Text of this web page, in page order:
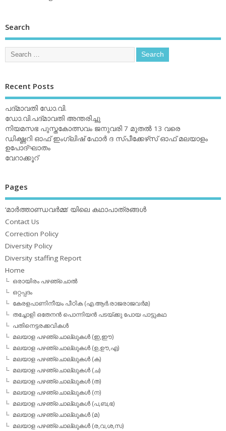
Search
Recent Posts
പദ്മാവതി ഡോ.വി.
ഡോ.വി.പദ്മാവതി അന്തരിച്ചു
നിയമസഭ പുസ്തകോത്സവം ജനുവരി 7 മുതല്‍ 13 വരെ
ഡിക്ഷ്ണറി ഓഫ് ഇംഗ്ലിഷ് ഫോര്‍ ദ സ്പീക്കേഴ്‌സ് ഓഫ് മലയാളം
ഉപോദ്ഘാതം
വേറാക്കൂറ്
Pages
‘മാര്‍ത്താണ്ഡവര്‍മ്മ’ യിലെ കഥാപാത്രങ്ങള്‍
Contact Us
Correction Policy
Diversity Policy
Diversity staffing Report
Home
ഒരായിരം പഴഞ്ചൊല്‍
ഒറ്റപ്പദം
കേരളപാണിനീയം പീഠിക (എ.ആര്‍.രാജരാജവര്‍മ)
തച്ചോളി ഒതേനൻ പൊന്നിയൻ പടയ്‌ക്കു പോയ പാട്ടുകഥ
പതിനെട്ടരക്കവികള്‍
മലയാള പഴഞ്ചൊല്ലുകള്‍ (ഇ,ഈ)
മലയാള പഴഞ്ചൊല്ലുകള്‍ (ഉ,ഊ,എ)
മലയാള പഴഞ്ചൊല്ലുകള്‍ (ക)
മലയാള പഴഞ്ചൊല്ലുകള്‍ (ച)
മലയാള പഴഞ്ചൊല്ലുകള്‍ (ത)
മലയാള പഴഞ്ചൊല്ലുകള്‍ (ന)
മലയാള പഴഞ്ചൊല്ലുകള്‍ (പ,ബ,ഭ)
മലയാള പഴഞ്ചൊല്ലുകള്‍ (മ)
മലയാള പഴഞ്ചൊല്ലുകള്‍ (ര,വ,ശ,സ)